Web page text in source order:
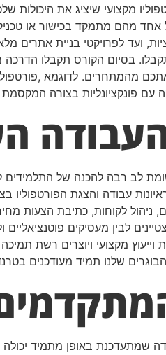
מקצועי שיציג את היכולות
מהם מתמקד בכישור או
ועד לפרויקטי בניית אתרים
בסיום הקורס תקבלו
מהמתחרים. לדוגמא
עם פונקציונליות בצורה
לב רבה להכנה של התלמידים
עבודה והצגת
ניהול לקוחות, כתיבת הצעות
לבין מעסיקים
מקצועי ויוצרים רשת
שלנו תמיד מעודכנים
באופן מתמיד יכולה